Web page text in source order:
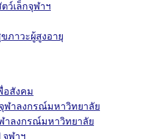
ว์เล็กจุฬาฯ
ภาวะผู้สูงอายุ
อสังคม
ฬาลงกรณ์มหาวิทยาลัย
าลงกรณ์มหาวิทยาลัย
จุฬาฯ